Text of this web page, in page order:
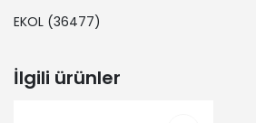
EKOL (36477)
İlgili ürünler